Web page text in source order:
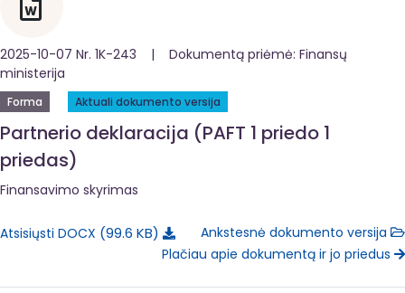
2025-10-07 Nr. 1K-243 | Dokumentą priėmė: Finansų
ministerija
Forma Aktuali dokumento versija
Partnerio deklaracija (PAFT 1 priedo 1
priedas)
Finansavimo skyrimas
Atsisiųsti DOCX 99.6 KB
Ankstesnė dokumento versija
Plačiau apie dokumentą ir jo priedus